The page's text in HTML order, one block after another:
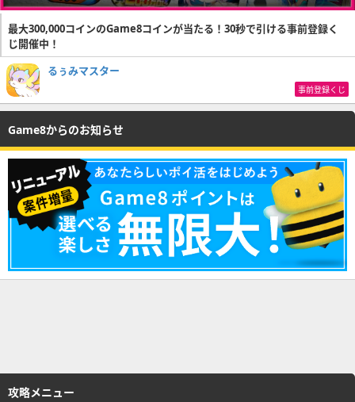
最大300,000コインのGame8コインが当たる！30秒で引ける事前登録く
じ開催中！
るぅみマスター
事前登録くじ
Game8からのお知らせ
攻略メニュー